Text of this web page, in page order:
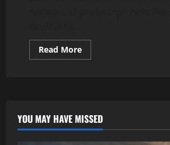
Read MoreRead
more
identitet
i
propaganda
u
YOU MAY HAVE MISSED